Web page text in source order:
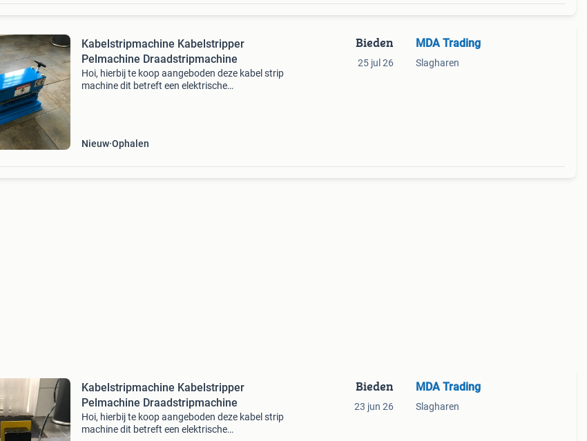
Kabelstripmachine Kabelstripper
Pelmachine Draadstripmachine
Hoi, hierbij te koop aangeboden deze kabel strip
machine dit betreft een elektrische
Nieuw Ophalen
Bieden
25 jul 26
MDA Trading
Slagharen
Kabelstripmachine Kabelstripper
Pelmachine Draadstripmachine
Hoi, hierbij te koop aangeboden deze kabel strip
machine dit betreft een elektrische
Bieden
23 jun 26
MDA Trading
Slagharen